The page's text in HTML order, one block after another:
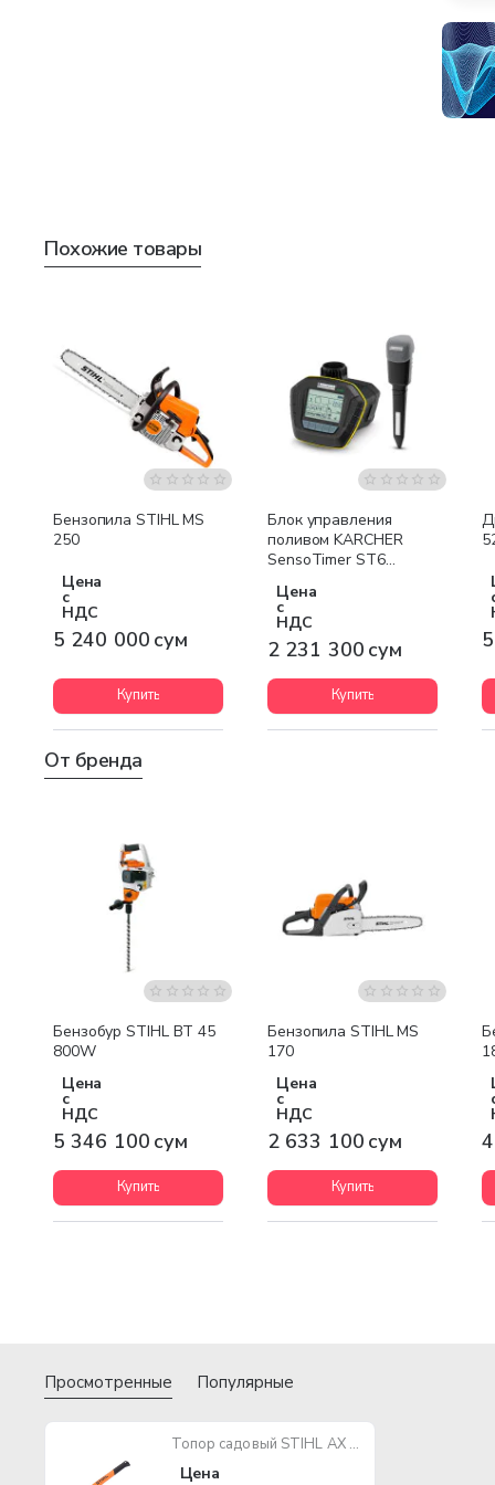
Похожие товары
Бесплатная доставка
Бензопила STIHL MS
250
Цена
с
НДС
5 240 000 сум
Купить
Блок управления
поливом KARCHER
SensoTimer ST6
Цена
с
НДС
2 231 300 сум
Купить
От бренда
Бесплатная доставка
Бензобур STIHL BT 45
800W
Цена
с
НДС
5 346 100 сум
Купить
Бесплатная доставка
Бензопила STIHL MS
170
Цена
с
НДС
2 633 100 сум
Купить
Просмотренные Популярные
Топор садовый STIHL AX 6 P
Цена